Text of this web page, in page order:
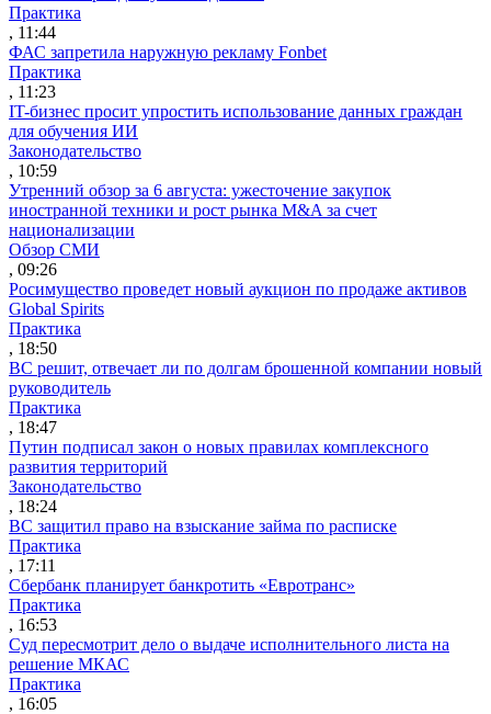
Практика
, 11:44
ФАС запретила наружную рекламу Fonbet
Практика
, 11:23
IT-бизнес просит упростить использование данных граждан
для обучения ИИ
Законодательство
, 10:59
Утренний обзор за 6 августа: ужесточение закупок
иностранной техники и рост рынка M&A за счет
национализации
Обзор СМИ
, 09:26
Росимущество проведет новый аукцион по продаже активов
Global Spirits
Практика
, 18:50
ВС решит, отвечает ли по долгам брошенной компании новый
руководитель
Практика
, 18:47
Путин подписал закон о новых правилах комплексного
развития территорий
Законодательство
, 18:24
ВС защитил право на взыскание займа по расписке
Практика
, 17:11
Сбербанк планирует банкротить «Евротранс»
Практика
, 16:53
Суд пересмотрит дело о выдаче исполнительного листа на
решение МКАС
Практика
, 16:05